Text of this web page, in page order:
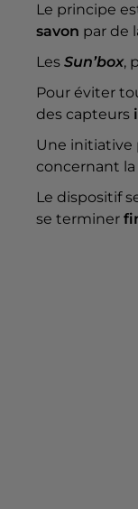
Le principe
savon par de
Les Sun’box,
Pour éviter
des capteurs
Une initiative
concernant la
Le dispositif
se terminer